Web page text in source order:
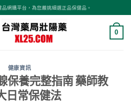
網購平台，為您嚴挑細選正品保健品。
0
健康資訊
保養完整指南 藥師教
日常保健法